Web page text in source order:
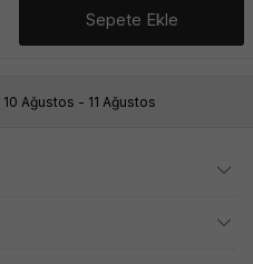
Sepete Ekle
10 Ağustos - 11 Ağustos